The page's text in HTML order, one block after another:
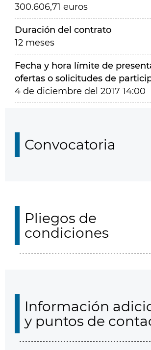
300.606,71 euros
Duración del contrato
12 meses
Fecha y hora límite de
ofertas o solicitudes de
4 de diciembre del 2017 14:00
Convocatoria
Pliegos de
condiciones
Información
y puntos de